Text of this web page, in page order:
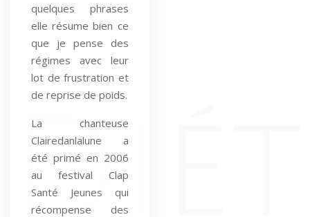
quelques phrases
elle résume bien ce
que je pense des
régimes avec leur
lot de frustration et
de reprise de poids.
La chanteuse
Clairedanlalune a
été primé en 2006
au festival Clap
Santé Jeunes qui
récompense des